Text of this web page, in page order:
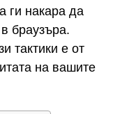
ги накара да
браузъра.
тактики е от
на вашите